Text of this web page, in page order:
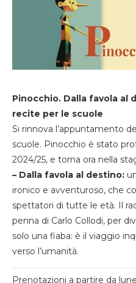
Pinocchio. Dalla favola al
recite per le scuole
Si rinnova l’appuntamento
scuole. Pinocchio è stato
2024/25, e torna ora nella
– Dalla favola al destino:
ironico e avventuroso, che
spettatori di tutte le età. Il
penna di Carlo Collodi, per
solo una fiaba: è il viaggio
verso l’umanità.
Prenotazioni a partire da